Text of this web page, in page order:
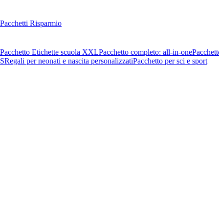
Pacchetti Risparmio
Pacchetto Etichette scuola XXLPacchetto completo: all-in-one
Regali per neonati e nascita personalizzatiPacchetto per sci e sport